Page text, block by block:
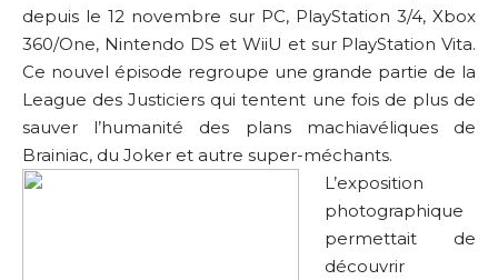
depuis le 12 novembre sur PC, PlayStation 3/4, Xbox
360/One, Nintendo DS et WiiU et sur PlayStation Vita.
Ce nouvel épisode regroupe une grande partie de la
League des Justiciers qui tentent une fois de plus de
sauver l’humanité des plans machiavéliques de
Brainiac, du Joker et autre super-méchants.
L’exposition
photographique
permettait de
découvrir